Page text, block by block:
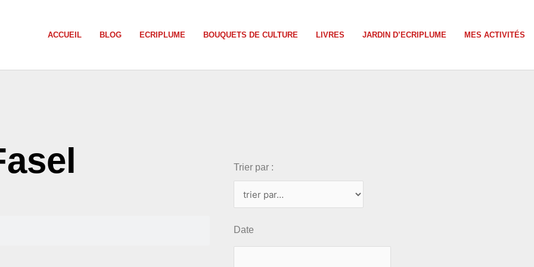
ACCUEIL BLOG ECRIPLUME BOUQUETS DE CULTURE LIVRES JARDIN D’ECRIPLUME MES ACTIVITÉS
Trier par :
Date